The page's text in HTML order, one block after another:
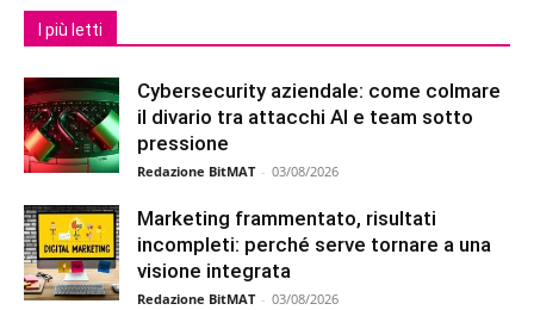
I più letti
Cybersecurity aziendale: come colmare
il divario tra attacchi AI e team sotto
pressione
Redazione BitMAT - 03/08/2026
Marketing frammentato, risultati
incompleti: perché serve tornare a una
visione integrata
Redazione BitMAT - 03/08/2026